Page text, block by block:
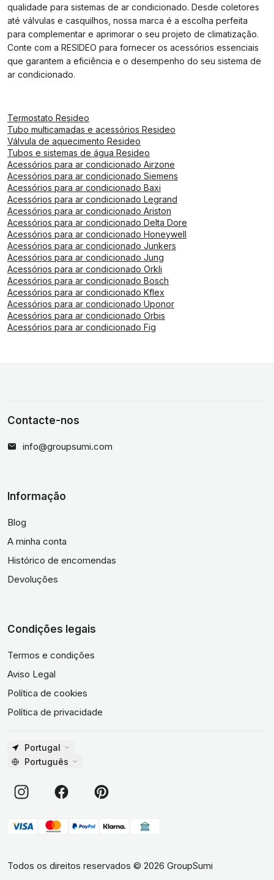
qualidade para sistemas de ar condicionado. Desde coletores
até válvulas e casquilhos, nossa marca é a escolha perfeita
para complementar e aprimorar o seu projeto de climatização.
Conte com a RESIDEO para fornecer os acessórios essenciais
que garantem a eficiência e o desempenho do seu sistema de
ar condicionado.
Termostato Resideo
Tubo multicamadas e acessórios Resideo
Válvula de aquecimento Resideo
Tubos e sistemas de água Resideo
Acessórios para ar condicionado Airzone
Acessórios para ar condicionado Siemens
Acessórios para ar condicionado Baxi
Acessórios para ar condicionado Legrand
Acessórios para ar condicionado Ariston
Acessórios para ar condicionado Delta Dore
Acessórios para ar condicionado Honeywell
Acessórios para ar condicionado Junkers
Acessórios para ar condicionado Jung
Acessórios para ar condicionado Orkli
Acessórios para ar condicionado Bosch
Acessórios para ar condicionado Kflex
Acessórios para ar condicionado Uponor
Acessórios para ar condicionado Orbis
Acessórios para ar condicionado Fig
Contacte-nos
info@groupsumi.com
Informação
Blog
A minha conta
Histórico de encomendas
Devoluções
Condições legais
Termos e condições
Aviso Legal
Política de cookies
Política de privacidade
Portugal
Português
Todos os direitos reservados © 2026 GroupSumi